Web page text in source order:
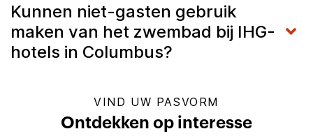
Kunnen niet-gasten gebruik
maken van het zwembad bij IHG-
hotels in Columbus?
VIND UW PASVORM
Ontdekken op interesse